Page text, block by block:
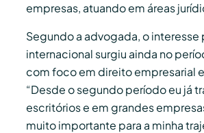
empresas, atuando em áreas
Segundo a advogada, o interesse
internacional surgiu ainda no
com foco em direito empresarial
“Desde o segundo período eu já
escritórios e em grandes
muito importante para a minha